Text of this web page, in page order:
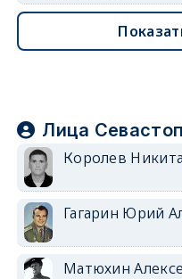
Лица
Королев
Гагарин Юрий
Матюхин